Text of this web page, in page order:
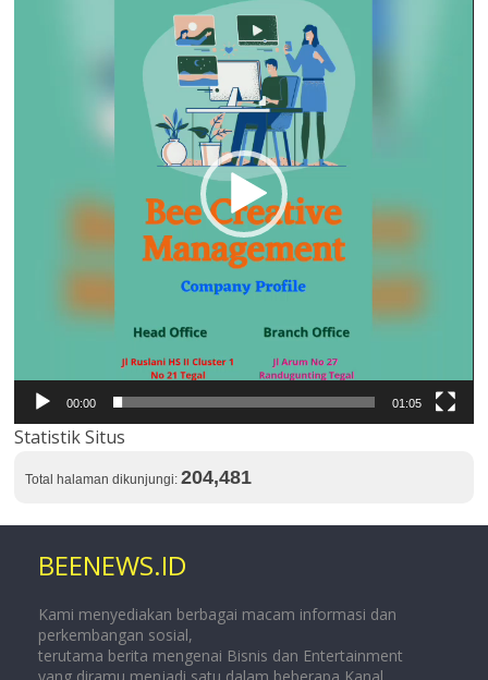
00:00 01:05
Statistik Situs
Total halaman dikunjungi:204,481
BEENEWS.ID
Kami menyediakan berbagai macam informasi dan
perkembangan sosial,
terutama berita mengenai Bisnis dan Entertainment
yang diramu menjadi satu dalam beberapa Kanal.